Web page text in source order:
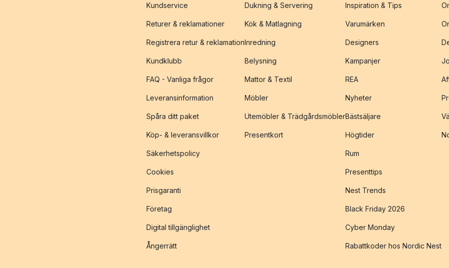
Kundservice
Returer & reklamationer
Registrera retur & reklamation
Kundklubb
FAQ - Vanliga frågor
Leveransinformation
Spåra ditt paket
Köp- & leveransvillkor
Säkerhetspolicy
Cookies
Prisgaranti
Företag
Digital tillgänglighet
Ångerrätt
Dukning & Servering
Kök & Matlagning
Inredning
Belysning
Mattor & Textil
Möbler
Utemöbler & Trädgårdsmöbler
Presentkort
Inspiration & Tips
Varumärken
Designers
Kampanjer
REA
Nyheter
Bästsäljare
Högtider
Rum
Presenttips
Nest Trends
Black Friday 2026
Cyber Monday
Rabattkoder hos Nordic Nest